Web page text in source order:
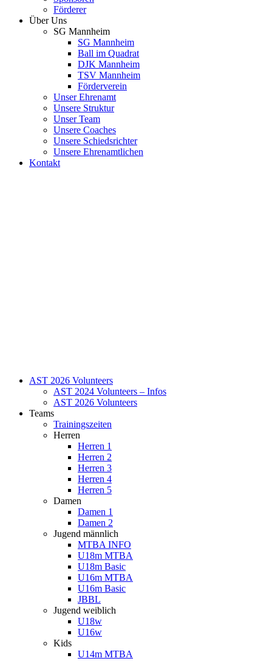
Förderer
Über Uns
SG Mannheim
SG Mannheim
Ball im Quadrat
DJK Mannheim
TSV Mannheim
Förderverein
Unser Ehrenamt
Unsere Struktur
Unser Team
Unsere Coaches
Unsere Schiedsrichter
Unsere Ehrenamtlichen
Kontakt
AST 2026 Volunteers
AST 2024 Volunteers – Infos
AST 2026 Volunteers
Teams
Trainingszeiten
Herren
Herren 1
Herren 2
Herren 3
Herren 4
Herren 5
Damen
Damen 1
Damen 2
Jugend männlich
MTBA INFO
U18m MTBA
U18m Basic
U16m MTBA
U16m Basic
JBBL
Jugend weiblich
U18w
U16w
Kids
U14m MTBA